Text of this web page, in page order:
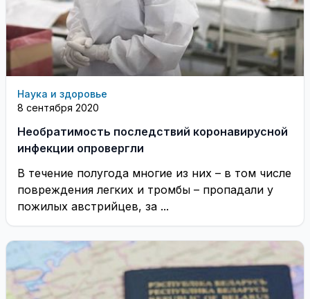
Наука и здоровье
8 сентября 2020
Необратимость последствий коронавирусной
инфекции опровергли
В течение полугода многие из них – в том числе
повреждения легких и тромбы – пропадали у
пожилых австрийцев, за ...